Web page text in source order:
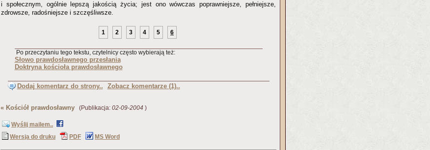
i społecznym, ogólnie lepszą jakością życia; jest ono wówczas poprawniejsze, pełniejsze,
zdrowsze, radośniejsze i szczęśliwsze.
1 2 3 4 5 6
Po przeczytaniu tego tekstu, czytelnicy często wybierają też:
Słowo prawdosławnego przesłania
Doktryna kościoła prawdosławnego
Dodaj komentarz do strony.. Zobacz komentarze (1)..
« Kościół prawdosławny (Publikacja: 02-09-2004 )
Wyślij mailem..
Wersja do druku
PDF MS Word